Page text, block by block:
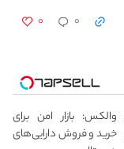
۰ ۰
والکس: بازار امن برای
خرید و فروش دارایی‌های